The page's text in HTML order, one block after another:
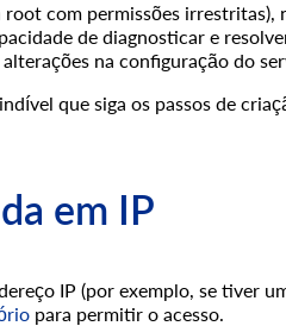
com permissões irrestritas),
de diagnosticar e
na configuração do
que siga os passos de
em IP
IP (por exemplo, se tiver
para permitir o acesso.